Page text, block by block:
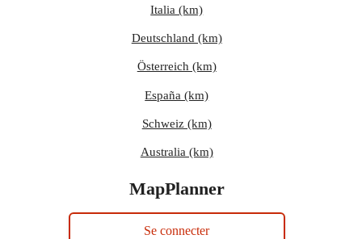
Italia (km)
Deutschland (km)
Österreich (km)
España (km)
Schweiz (km)
Australia (km)
MapPlanner
Se connecter